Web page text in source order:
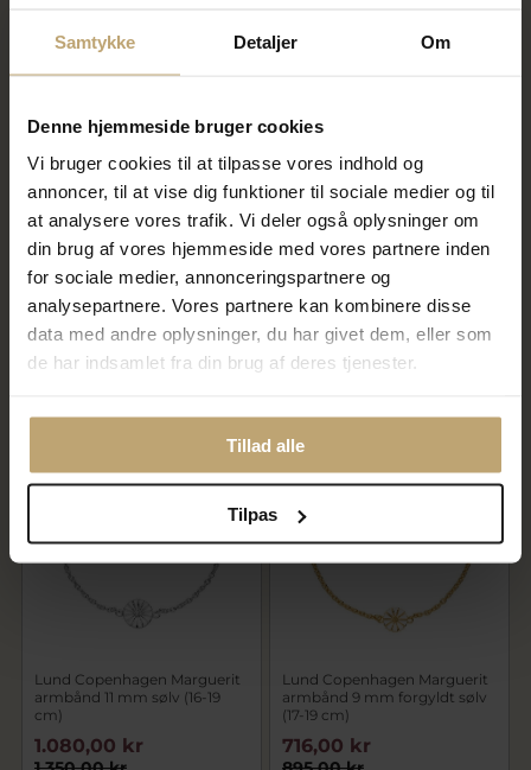
Samtykke Detaljer Om
Denne hjemmeside bruger cookies
Vi bruger cookies til at tilpasse vores indhold og
annoncer, til at vise dig funktioner til sociale medier og til
at analysere vores trafik. Vi deler også oplysninger om
din brug af vores hjemmeside med vores partnere inden
for sociale medier, annonceringspartnere og
analysepartnere. Vores partnere kan kombinere disse
data med andre oplysninger, du har givet dem, eller som
de har indsamlet fra din brug af deres tjenester.
Tillad alle
Tilpas
SALE
Lund Copenhagen Marguerit
armbånd 9 mm sølv (17-19
cm)
895,00 kr
716,00 kr
SALE
Lund Copenhagen Marguerit
armbånd 1 stk. 7,5 mm + 2 stk.
5 mm forgyldt sølv (17-19 cm)
1.900,00 kr
1.520,00 kr
Lund Copenhagen Marguerit
armbånd 11 mm sølv (16-19
cm)
1.080,00 kr
Lund Copenhagen Marguerit
armbånd 9 mm forgyldt sølv
(17-19 cm)
716,00 kr